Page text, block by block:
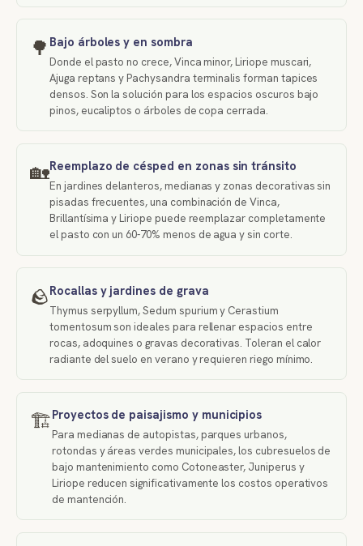
🌳 Bajo árboles y en sombra
Donde el pasto no crece, Vinca minor, Liriope muscari,
Ajuga reptans y Pachysandra terminalis forman tapices
densos. Son la solución para los espacios oscuros bajo
pinos, eucaliptos o árboles de copa cerrada.
🏡Reemplazo de césped en zonas sin tránsito
En jardines delanteros, medianas y zonas decorativas sin
pisadas frecuentes, una combinación de Vinca,
Brillantísima y Liriope puede reemplazar completamente
el pasto con un 60-70% menos de agua y sin corte.
🪨Rocallas y jardines de grava
Thymus serpyllum, Sedum spurium y Cerastium
tomentosum son ideales para rellenar espacios entre
rocas, adoquines o gravas decorativas. Toleran el calor
radiante del suelo en verano y requieren riego mínimo.
🏗️Proyectos de paisajismo y municipios
Para medianas de autopistas, parques urbanos,
rotondas y áreas verdes municipales, los cubresuelos de
bajo mantenimiento como Cotoneaster, Juniperus y
Liriope reducen significativamente los costos operativos
de mantención.